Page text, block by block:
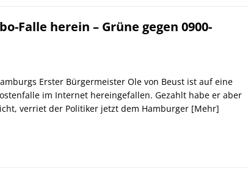
Falle herein – Grüne gegen 0900-
Erster Bürgermeister Ole von Beust ist auf eine
im Internet hereingefallen. Gezahlt habe er aber
verriet der Politiker jetzt dem Hamburger [Mehr]